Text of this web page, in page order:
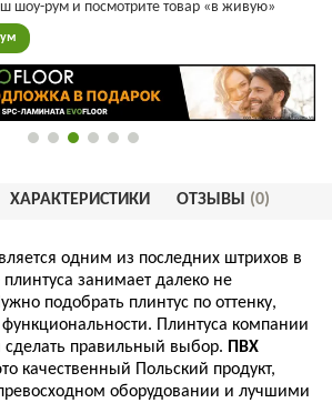
шоу-рум и посмотрите товар «в живую»
ХАРАКТЕРИСТИКИ ОТЗЫВЫ (0)
одним из последних штрихов в
плинтуса занимает далеко не
подобрать плинтус по оттенку,
функциональности. Плинтуса компании
сделать правильный выбор. ПВХ
качественный Польский продукт,
оборудовании и лучшими